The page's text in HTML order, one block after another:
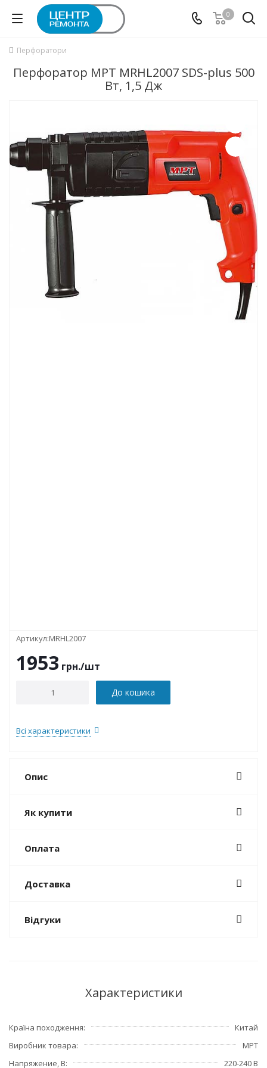
0
Перфоратори
Перфоратор MPT MRHL2007 SDS-plus 500
Вт, 1,5 Дж
Артикул:MRHL2007
1953 грн./шт
До кошика
Всі характеристики
Опис
Як купити
Оплата
Доставка
Відгуки
Характеристики
Країна походження
Китай
Виробник товара
MPT
Напряжение, В
220-240 В